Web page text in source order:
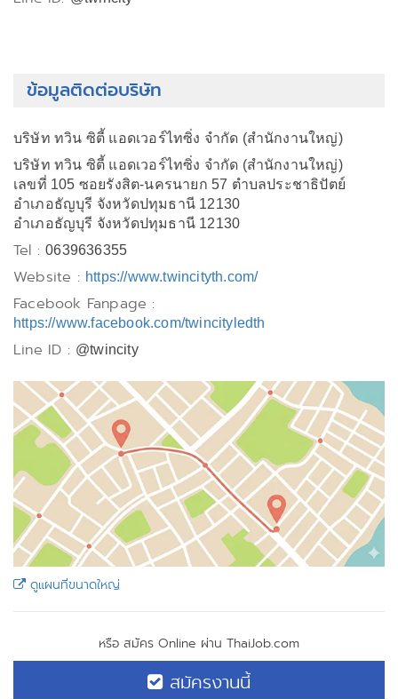
ข้อมูลติดต่อบริษัท
บริษัท ทวิน ซิตี้ แอดเวอร์ไทซิ่ง จำกัด (สำนักงานใหญ่)
บริษัท ทวิน ซิตี้ แอดเวอร์ไทซิ่ง จำกัด (สำนักงานใหญ่)
เลขที่ 105 ซอยรังสิต-นครนายก 57 ตำบลประชาธิปัตย์
อำเภอธัญบุรี จังหวัดปทุมธานี 12130
อำเภอธัญบุรี จังหวัดปทุมธานี 12130
Tel :0639636355
Website : https://www.twincityth.com/
Facebook Fanpage :
https://www.facebook.com/twincityledth
Line ID : @twincity
ดูแผนที่ขนาดใหญ่
หรือ สมัคร Online ผ่าน ThaiJob.com
สมัครงานนี้